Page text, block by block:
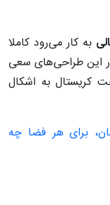
به کار می‌رود کاملا
در این طراحی‌های سعی
کریستال به اشکال
برای هر فضا چه